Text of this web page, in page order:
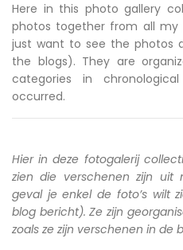
Here in this photo gallery
photos together from all my
just want to see the photos
the blogs). They are
categories in
occurred.
Hier in deze fotogalerij
zien die verschenen zijn uit
geval je enkel de foto’s wilt
blog bericht). Ze zijn
zoals ze zijn verschenen in de